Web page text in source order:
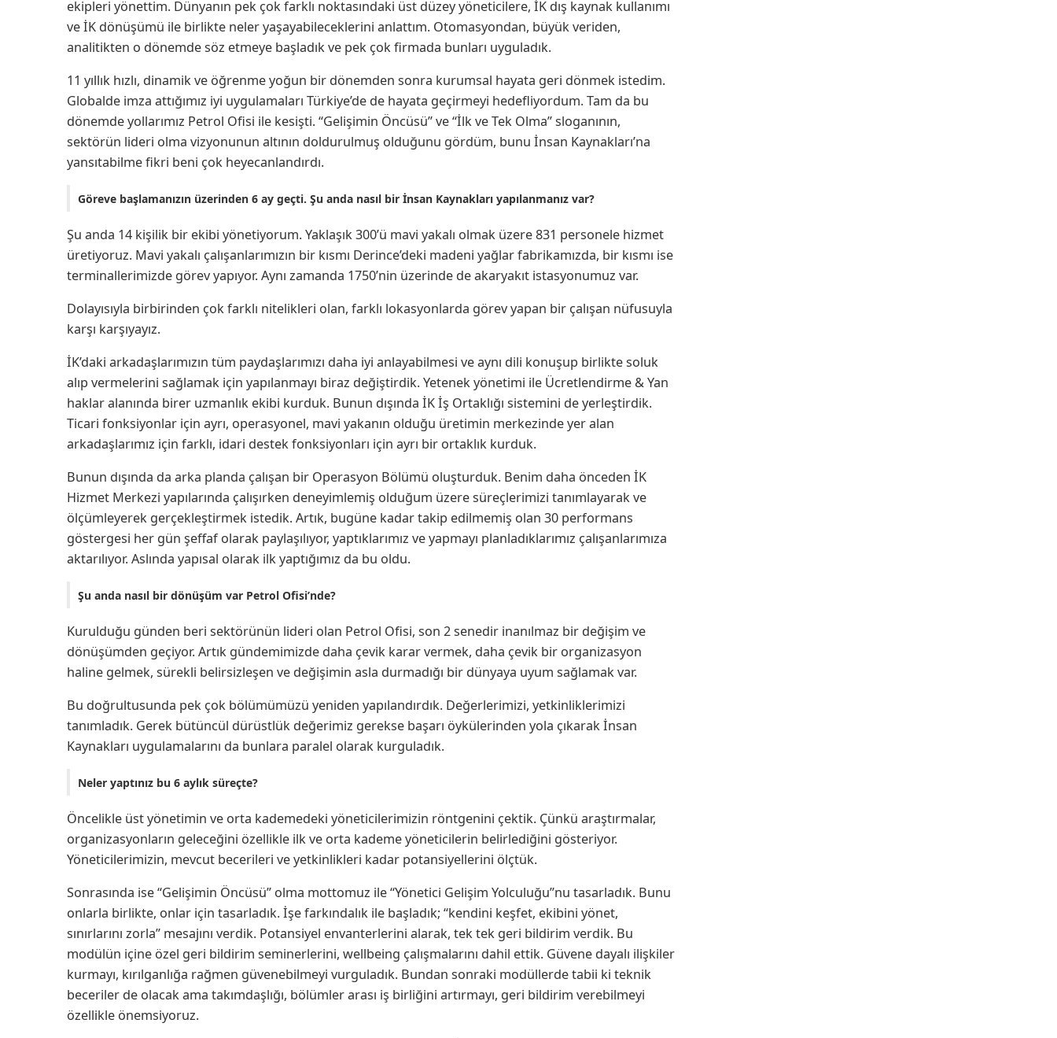
ekipleri yönettim. Dünyanın pek çok farklı noktasındaki üst düzey yöneticilere, İK dış kaynak kullanımı
ve İK dönüşümü ile birlikte neler yaşayabileceklerini anlattım. Otomasyondan, büyük veriden,
analitikten o dönemde söz etmeye başladık ve pek çok firmada bunları uyguladık.
11 yıllık hızlı, dinamik ve öğrenme yoğun bir dönemden sonra kurumsal hayata geri dönmek istedim.
Globalde imza attığımız iyi uygulamaları Türkiye’de de hayata geçirmeyi hedefliyordum. Tam da bu
dönemde yollarımız Petrol Ofisi ile kesişti. “Gelişimin Öncüsü” ve “İlk ve Tek Olma” sloganının,
sektörün lideri olma vizyonunun altının doldurulmuş olduğunu gördüm, bunu İnsan Kaynakları’na
yansıtabilme fikri beni çok heyecanlandırdı.
Göreve başlamanızın üzerinden 6 ay geçti. Şu anda nasıl bir İnsan Kaynakları yapılanmanız var?
Şu anda 14 kişilik bir ekibi yönetiyorum. Yaklaşık 300’ü mavi yakalı olmak üzere 831 personele hizmet
üretiyoruz. Mavi yakalı çalışanlarımızın bir kısmı Derince’deki madeni yağlar fabrikamızda, bir kısmı ise
terminallerimizde görev yapıyor. Aynı zamanda 1750’nin üzerinde de akaryakıt istasyonumuz var.
Dolayısıyla birbirinden çok farklı nitelikleri olan, farklı lokasyonlarda görev yapan bir çalışan nüfusuyla
karşı karşıyayız.
İK’daki arkadaşlarımızın tüm paydaşlarımızı daha iyi anlayabilmesi ve aynı dili konuşup birlikte soluk
alıp vermelerini sağlamak için yapılanmayı biraz değiştirdik. Yetenek yönetimi ile Ücretlendirme & Yan
haklar alanında birer uzmanlık ekibi kurduk. Bunun dışında İK İş Ortaklığı sistemini de yerleştirdik.
Ticari fonksiyonlar için ayrı, operasyonel, mavi yakanın olduğu üretimin merkezinde yer alan
arkadaşlarımız için farklı, idari destek fonksiyonları için ayrı bir ortaklık kurduk.
Bunun dışında da arka planda çalışan bir Operasyon Bölümü oluşturduk. Benim daha önceden İK
Hizmet Merkezi yapılarında çalışırken deneyimlemiş olduğum üzere süreçlerimizi tanımlayarak ve
ölçümleyerek gerçekleştirmek istedik. Artık, bugüne kadar takip edilmemiş olan 30 performans
göstergesi her gün şeffaf olarak paylaşılıyor, yaptıklarımız ve yapmayı planladıklarımız çalışanlarımıza
aktarılıyor. Aslında yapısal olarak ilk yaptığımız da bu oldu.
Şu anda nasıl bir dönüşüm var Petrol Ofisi’nde?
Kurulduğu günden beri sektörünün lideri olan Petrol Ofisi, son 2 senedir inanılmaz bir değişim ve
dönüşümden geçiyor. Artık gündemimizde daha çevik karar vermek, daha çevik bir organizasyon
haline gelmek, sürekli belirsizleşen ve değişimin asla durmadığı bir dünyaya uyum sağlamak var.
Bu doğrultusunda pek çok bölümümüzü yeniden yapılandırdık. Değerlerimizi, yetkinliklerimizi
tanımladık. Gerek bütüncül dürüstlük değerimiz gerekse başarı öykülerinden yola çıkarak İnsan
Kaynakları uygulamalarını da bunlara paralel olarak kurguladık.
Neler yaptınız bu 6 aylık süreçte?
Öncelikle üst yönetimin ve orta kademedeki yöneticilerimizin röntgenini çektik. Çünkü araştırmalar,
organizasyonların geleceğini özellikle ilk ve orta kademe yöneticilerin belirlediğini gösteriyor.
Yöneticilerimizin, mevcut becerileri ve yetkinlikleri kadar potansiyellerini ölçtük.
Sonrasında ise “Gelişimin Öncüsü” olma mottomuz ile “Yönetici Gelişim Yolculuğu”nu tasarladık. Bunu
onlarla birlikte, onlar için tasarladık. İşe farkındalık ile başladık; “kendini keşfet, ekibini yönet,
sınırlarını zorla” mesajını verdik. Potansiyel envanterlerini alarak, tek tek geri bildirim verdik. Bu
modülün içine özel geri bildirim seminerlerini, wellbeing çalışmalarını dahil ettik. Güvene dayalı ilişkiler
kurmayı, kırılganlığa rağmen güvenebilmeyi vurguladık. Bundan sonraki modüllerde tabii ki teknik
beceriler de olacak ama takımdaşlığı, bölümler arası iş birliğini artırmayı, geri bildirim verebilmeyi
özellikle önemsiyoruz.